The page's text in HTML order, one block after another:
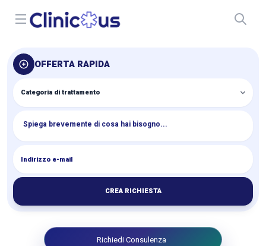
Open menu
OFFERTA RAPIDA
CREA RICHIESTA
Richiedi Consulenza